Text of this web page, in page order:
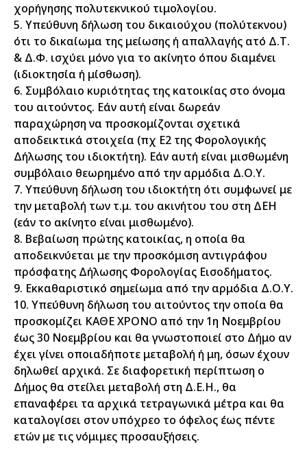
χορήγησης πολυτεκνικού τιμολογίου.
5. Υπεύθυνη δήλωση του δικαιούχου (πολύτεκνου)
ότι το δικαίωμα της μείωσης ή απαλλαγής ατό Δ.Τ.
& Δ.Φ. ισχύει μόνο για το ακίνητο όπου διαμένει
(ιδιοκτησία ή μίσθωση).
6. Συμβόλαιο κυριότητας της κατοικίας στο όνομα
του αιτούντος. Εάν αυτή είναι δωρεάν
παραχώρηση να προσκομίζονται σχετικά
αποδεικτικά στοιχεία (πχ Ε2 της Φορολογικής
Δήλωσης του ιδιοκτήτη). Εάν αυτή είναι μισθωμένη
συμβόλαιο θεωρημένο από την αρμόδια Δ.Ο.Υ.
7. Υπεύθυνη δήλωση του ιδιοκτήτη ότι συμφωνεί με
την μεταβολή των τ.μ. του ακινήτου του στη ΔΕΗ
(εάν το ακίνητο είναι μισθωμένο).
8. Βεβαίωση πρώτης κατοικίας, η οποία θα
αποδεικνύεται με την προσκόμιση αντιγράφου
πρόσφατης Δήλωσης Φορολογίας Εισοδήματος.
9. Εκκαθαριστικό σημείωμα από την αρμόδια Δ.Ο.Υ.
10. Υπεύθυνη δήλωση του αιτούντος την οποία θα
προσκομίζει ΚΑΘΕ ΧΡΟΝΟ από την 1η Νοεμβρίου
έως 30 Νοεμβρίου και θα γνωστοποιεί στο Δήμο αν
έχει γίνει οποιαδήποτε μεταβολή ή μη, όσων έχουν
δηλωθεί αρχικά. Σε διαφορετική περίπτωση ο
Δήμος θα στείλει μεταβολή στη Δ.Ε.Η., θα
επαναφέρει τα αρχικά τετραγωνικά μέτρα και θα
καταλογίσει στον υπόχρεο το όφελος έως πέντε
ετών με τις νόμιμες προσαυξήσεις.